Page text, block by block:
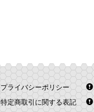
プライバシーポリシー
特定商取引に関する表記